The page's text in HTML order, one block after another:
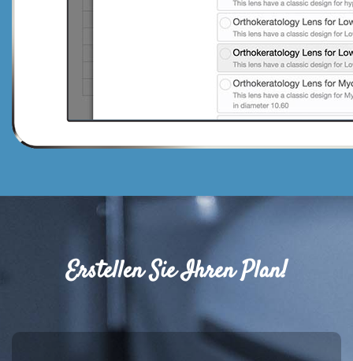
Erstellen Sie Ihren Plan!